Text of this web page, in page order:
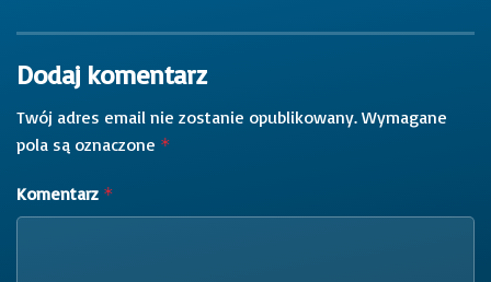
Dodaj komentarz
Twój adres email nie zostanie opublikowany. Wymagane
pola są oznaczone *
Komentarz *